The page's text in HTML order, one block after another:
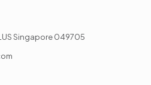
Singapore 049705